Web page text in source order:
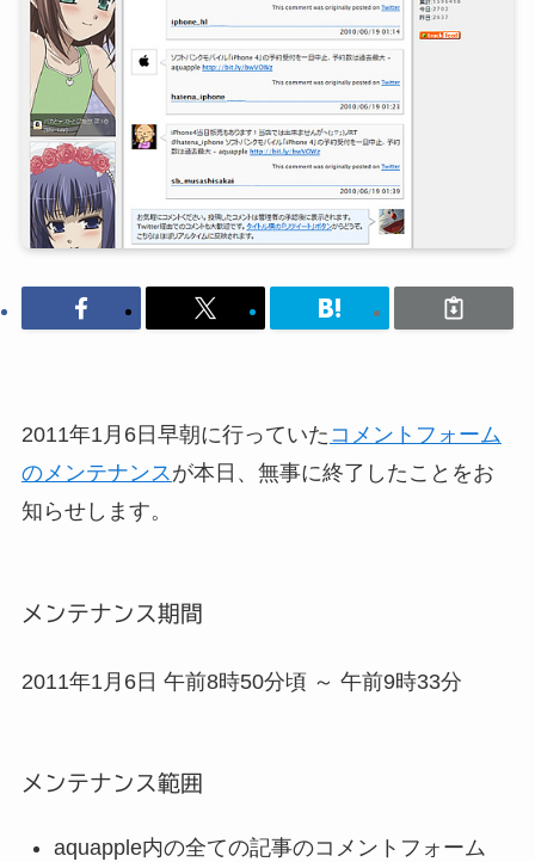
2011年1月6日早朝に行っていた コメントフォーム
のメンテナンスが本日、無事に終了したことをお
知らせします。
メンテナンス期間
2011年1月6日 午前8時50分頃 ～ 午前9時33分
メンテナンス範囲
aquapple内の全ての記事のコメントフォーム